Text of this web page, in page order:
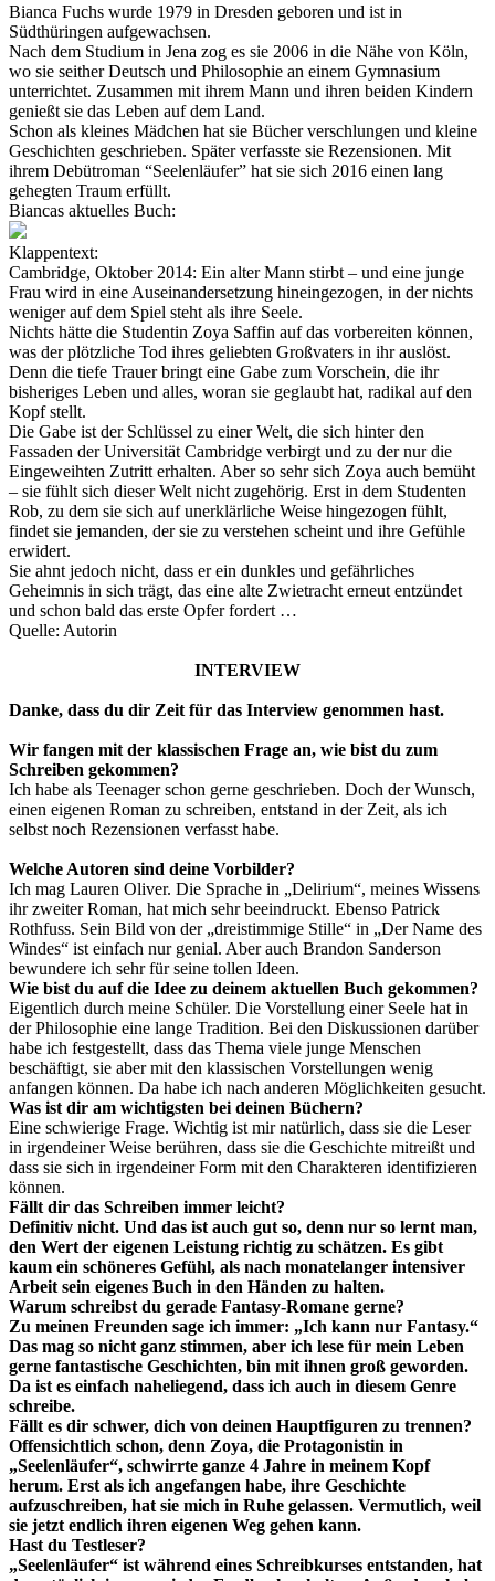
Bianca Fuchs wurde 1979 in Dresden geboren und ist in
Südthüringen aufgewachsen.
Nach dem Studium in Jena zog es sie 2006 in die Nähe von Köln,
wo sie seither Deutsch und Philosophie an einem Gymnasium
unterrichtet. Zusammen mit ihrem Mann und ihren beiden Kindern
genießt sie das Leben auf dem Land.
Schon als kleines Mädchen hat sie Bücher verschlungen und kleine
Geschichten geschrieben. Später verfasste sie Rezensionen. Mit
ihrem Debütroman “Seelenläufer” hat sie sich 2016 einen lang
gehegten Traum erfüllt.
Biancas aktuelles Buch:
Klappentext:
Cambridge, Oktober 2014: Ein alter Mann stirbt – und eine junge
Frau wird in eine Auseinandersetzung hineingezogen, in der nichts
weniger auf dem Spiel steht als ihre Seele.
Nichts hätte die Studentin Zoya Saffin auf das vorbereiten können,
was der plötzliche Tod ihres geliebten Großvaters in ihr auslöst.
Denn die tiefe Trauer bringt eine Gabe zum Vorschein, die ihr
bisheriges Leben und alles, woran sie geglaubt hat, radikal auf den
Kopf stellt.
Die Gabe ist der Schlüssel zu einer Welt, die sich hinter den
Fassaden der Universität Cambridge verbirgt und zu der nur die
Eingeweihten Zutritt erhalten. Aber so sehr sich Zoya auch bemüht
– sie fühlt sich dieser Welt nicht zugehörig. Erst in dem Studenten
Rob, zu dem sie sich auf unerklärliche Weise hingezogen fühlt,
findet sie jemanden, der sie zu verstehen scheint und ihre Gefühle
erwidert.
Sie ahnt jedoch nicht, dass er ein dunkles und gefährliches
Geheimnis in sich trägt, das eine alte Zwietracht erneut entzündet
und schon bald das erste Opfer fordert …
Quelle: Autorin
INTERVIEW
Danke, dass du dir Zeit für das Interview genommen hast.
Wir fangen mit der klassischen Frage an, wie bist du zum
Schreiben gekommen?
Ich habe als Teenager schon gerne geschrieben. Doch der Wunsch,
einen eigenen Roman zu schreiben, entstand in der Zeit, als ich
selbst noch Rezensionen verfasst habe.
Welche Autoren sind deine Vorbilder?
Ich mag Lauren Oliver. Die Sprache in „Delirium“, meines Wissens
ihr zweiter Roman, hat mich sehr beeindruckt. Ebenso Patrick
Rothfuss. Sein Bild von der „dreistimmige Stille“ in „Der Name des
Windes“ ist einfach nur genial. Aber auch Brandon Sanderson
bewundere ich sehr für seine tollen Ideen.
Wie bist du auf die Idee zu deinem aktuellen Buch gekommen?
Eigentlich durch meine Schüler. Die Vorstellung einer Seele hat in
der Philosophie eine lange Tradition. Bei den Diskussionen darüber
habe ich festgestellt, dass das Thema viele junge Menschen
beschäftigt, sie aber mit den klassischen Vorstellungen wenig
anfangen können. Da habe ich nach anderen Möglichkeiten gesucht.
Was ist dir am wichtigsten bei deinen Büchern?
Eine schwierige Frage. Wichtig ist mir natürlich, dass sie die Leser
in irgendeiner Weise berühren, dass sie die Geschichte mitreißt und
dass sie sich in irgendeiner Form mit den Charakteren identifizieren
können.
Fällt dir das Schreiben immer leicht?
Definitiv nicht. Und das ist auch gut so, denn nur so lernt man,
den Wert der eigenen Leistung richtig zu schätzen. Es gibt
kaum ein schöneres Gefühl, als nach monatelanger intensiver
Arbeit sein eigenes Buch in den Händen zu halten.
Warum schreibst du gerade Fantasy-Romane gerne?
Zu meinen Freunden sage ich immer: „Ich kann nur Fantasy.“
Das mag so nicht ganz stimmen, aber ich lese für mein Leben
gerne fantastische Geschichten, bin mit ihnen groß geworden.
Da ist es einfach naheliegend, dass ich auch in diesem Genre
schreibe.
Fällt es dir schwer, dich von deinen Hauptfiguren zu trennen?
Offensichtlich schon, denn Zoya, die Protagonistin in
„Seelenläufer“, schwirrte ganze 4 Jahre in meinem Kopf
herum. Erst als ich angefangen habe, ihre Geschichte
aufzuschreiben, hat sie mich in Ruhe gelassen. Vermutlich, weil
sie jetzt endlich ihren eigenen Weg gehen kann.
Hast du Testleser?
„Seelenläufer“ ist während eines Schreibkurses entstanden, hat